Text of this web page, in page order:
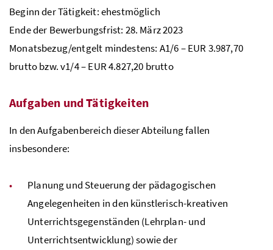
Beginn der Tätigkeit: ehestmöglich
Ende der Bewerbungsfrist: 28. März 2023
Monatsbezug/entgelt mindestens: A1/6 – EUR 3.987,70
bruttobzw.v1/4 – EUR 4.827,20 brutto
Aufgaben und Tätigkeiten
In den Aufgabenbereich dieser Abteilung fallen
insbesondere:
Planung und Steuerung der pädagogischen
Angelegenheiten in den künstlerisch-kreativen
Unterrichtsgegenständen (Lehrplan- und
Unterrichtsentwicklung) sowie der